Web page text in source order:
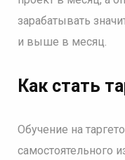
зарабатывать
и выше в месяц.
Как стать
Обучение на
самостоятельного